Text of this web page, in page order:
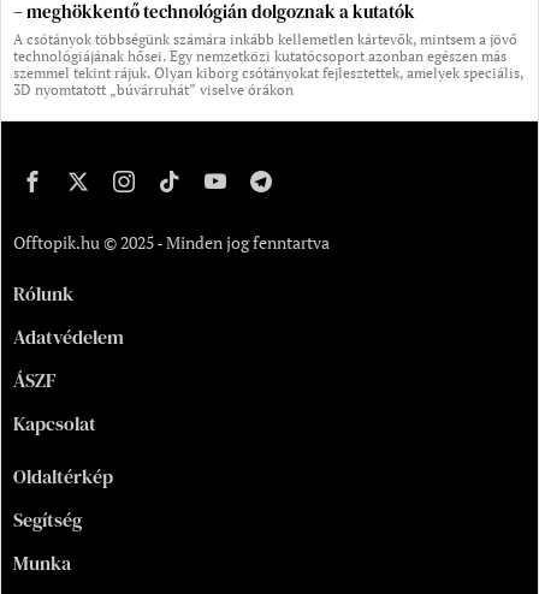
– meghökkentő technológián dolgoznak a kutatók
A csótányok többségünk számára inkább kellemetlen kártevők, mintsem a jövő
technológiájának hősei. Egy nemzetközi kutatócsoport azonban egészen más
szemmel tekint rájuk. Olyan kiborg csótányokat fejlesztettek, amelyek speciális,
3D nyomtatott „búvárruhát” viselve órákon
Offtopik.hu © 2025 - Minden jog fenntartva
Rólunk
Adatvédelem
ÁSZF
Kapcsolat
Oldaltérkép
Segítség
Munka